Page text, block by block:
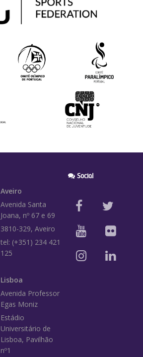
Aveiro
Avenida Santa
Joana, nº 67 e 69
3810-329, Aveiro
tel: (+351) 234 421
125
Lisboa
Avenida Professor
Egas Moniz
Estádio
Universitário de
Lisboa, Pavilhão
nº1
Social